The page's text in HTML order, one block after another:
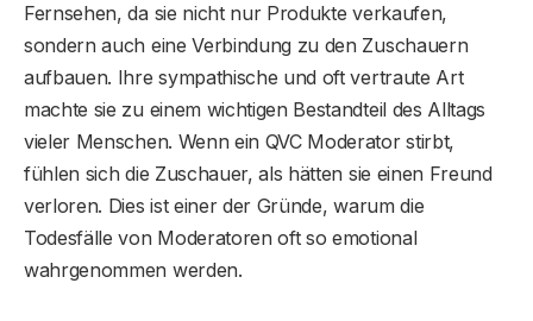
Fernsehen, da sie nicht nur Produkte verkaufen,
sondern auch eine Verbindung zu den Zuschauern
aufbauen. Ihre sympathische und oft vertraute Art
machte sie zu einem wichtigen Bestandteil des Alltags
vieler Menschen. Wenn ein QVC Moderator stirbt,
fühlen sich die Zuschauer, als hätten sie einen Freund
verloren. Dies ist einer der Gründe, warum die
Todesfälle von Moderatoren oft so emotional
wahrgenommen werden.